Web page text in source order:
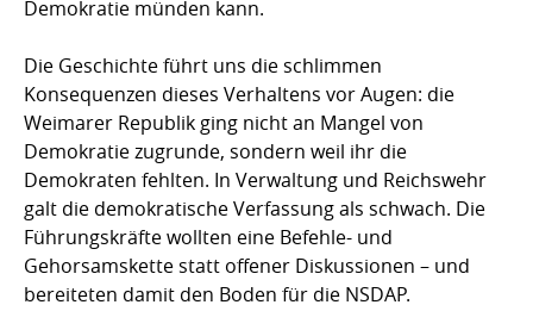
Demokratie münden kann.
Die Geschichte führt uns die schlimmen
Konsequenzen dieses Verhaltens vor Augen: die
Weimarer Republik ging nicht an Mangel von
Demokratie zugrunde, sondern weil ihr die
Demokraten fehlten. In Verwaltung und Reichswehr
galt die demokratische Verfassung als schwach. Die
Führungskräfte wollten eine Befehle- und
Gehorsamskette statt offener Diskussionen – und
bereiteten damit den Boden für die NSDAP.